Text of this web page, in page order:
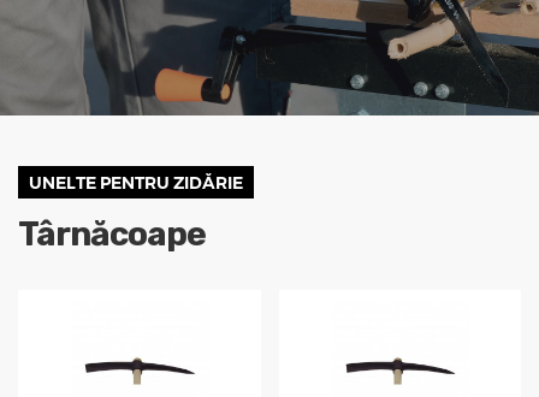
UNELTE PENTRU ZIDĂRIE
Târnăcoape